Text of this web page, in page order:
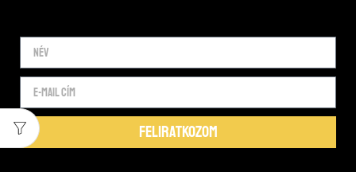
FELIRATKOZOM